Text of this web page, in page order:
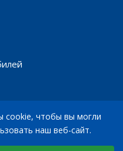
cookie, чтобы вы могли
наш веб-сайт.